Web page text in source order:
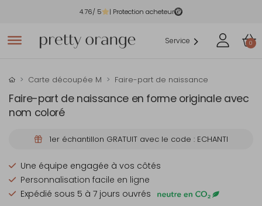
4.76/ 5 | Protection acheteur
Service 0
Carte découpée M Faire-part de naissance
Faire-part de naissance en forme originale avec
nom coloré
1er échantillon GRATUIT avec le code : ECHANTI
Une équipe engagée à vos côtés
Personnalisation facile en ligne
Expédié sous 5 à 7 jours ouvrés